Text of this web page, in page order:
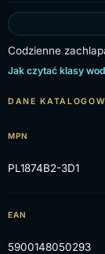
Codzienne
Jak czytać klasy
DANE
MPN
PL1874B2-3D1
EAN
5900148050293